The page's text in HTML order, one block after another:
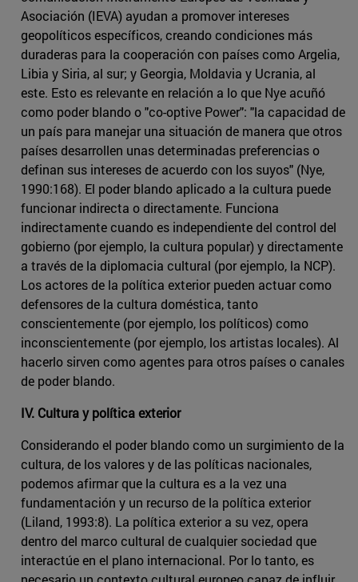
Asociación (IEVA) ayudan a promover intereses
geopolíticos específicos, creando condiciones más
duraderas para la cooperación con países como Argelia,
Libia y Siria, al sur; y Georgia, Moldavia y Ucrania, al
este. Esto es relevante en relación a lo que Nye acuñó
como poder blando o "co-optive Power": "la capacidad de
un país para manejar una situación de manera que otros
países desarrollen unas determinadas preferencias o
definan sus intereses de acuerdo con los suyos" (Nye,
1990:168). El poder blando aplicado a la cultura puede
funcionar indirecta o directamente. Funciona
indirectamente cuando es independiente del control del
gobierno (por ejemplo, la cultura popular) y directamente
a través de la diplomacia cultural (por ejemplo, la NCP).
Los actores de la política exterior pueden actuar como
defensores de la cultura doméstica, tanto
conscientemente (por ejemplo, los políticos) como
inconscientemente (por ejemplo, los artistas locales). Al
hacerlo sirven como agentes para otros países o canales
de poder blando.
IV. Cultura y política exterior
Considerando el poder blando como un surgimiento de la
cultura, de los valores y de las políticas nacionales,
podemos afirmar que la cultura es a la vez una
fundamentación y un recurso de la política exterior
(Liland, 1993:8). La política exterior a su vez, opera
dentro del marco cultural de cualquier sociedad que
interactúe en el plano internacional. Por lo tanto, es